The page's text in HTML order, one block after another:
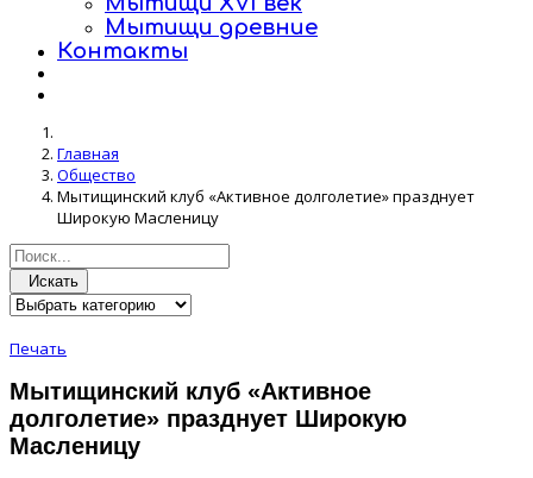
Мытищи древние
Контакты
Главная
Общество
Мытищинский клуб «Активное долголетие» празднует
Широкую Масленицу
Искать
Печать
Мытищинский клуб «Активное
долголетие» празднует Широкую
Масленицу